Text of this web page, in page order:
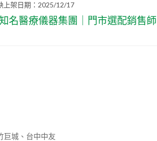
上架日期：2025/12/17
名醫療儀器集團｜門市選配銷售師
巨城、台中中友